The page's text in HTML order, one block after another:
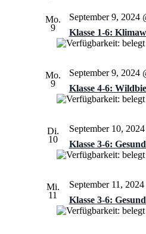
Mo.
9
September 9, 2024
Klasse 1-6:
Mo.
9
September 9, 2024
Klasse 4-6:
Di.
10
September 10,
Klasse 3-6:
Mi.
11
September 11,
Klasse 3-6: